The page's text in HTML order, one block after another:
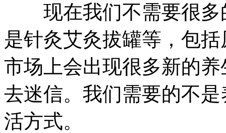
现在我们不需要很多
是针灸艾灸拔罐等，包
市场上会出现很多新的
去迷信。我们需要的不
活方式。